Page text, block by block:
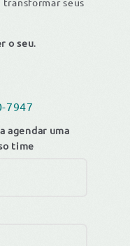
o seu.
7947
agendar uma
time